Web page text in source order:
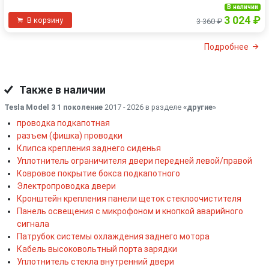
В корзину
В наличии
3 360 ₽ 3 024 ₽
Подробнее
Также в наличии
Tesla Model 3 1 поколение 2017 - 2026 в разделе «другие»
проводка подкапотная
разъем (фишка) проводки
Клипса крепления заднего сиденья
Уплотнитель ограничителя двери передней левой/правой
Ковровое покрытие бокса подкапотного
Электропроводка двери
Кронштейн крепления панели щеток стеклоочистителя
Панель освещения с микрофоном и кнопкой аварийного
сигнала
Патрубок системы охлаждения заднего мотора
Кабель высоковольтный порта зарядки
Уплотнитель стекла внутренний двери